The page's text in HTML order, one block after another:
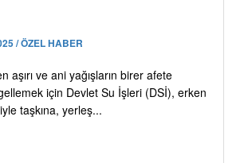
/ ÖZEL HABER
aşırı ve ani yağışların birer afete
için Devlet Su İşleri (DSİ), erken
taşkına, yerleş...